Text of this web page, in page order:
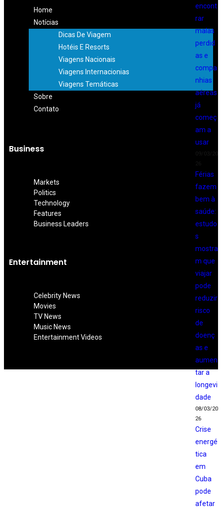
encont
rar
malas
perdid
as e
compa
nhias
aéreas
já
começ
am a
usar
09/03/20
26
Férias
fazem
bem à
saúde:
estudo
s
mostra
m que
viajar
pode
reduzir
risco
de
doenç
as e
aumen
tar a
longevi
dade
08/03/20
26
Crise
energé
tica
em
Cuba
pode
afetar
Home
Notícias
Dicas De Viagem
Hotéis E Resorts
Viagens Nacionais
Viagens Internacionias
Viagens Temáticas
Sobre
Contato
Business
Markets
Politics
Technology
Features
Business Leaders
Entertainment
Celebrity News
Movies
TV News
Music News
Entertainment Videos